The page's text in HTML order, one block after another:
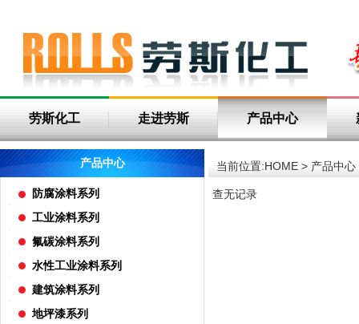
劳斯化工 走进劳斯 产品中心
产品中心
防腐涂料系列
工业涂料系列
氟碳涂料系列
水性工业涂料系列
建筑涂料系列
地坪漆系列
当前位置:HOME > 产品中心
查无记录